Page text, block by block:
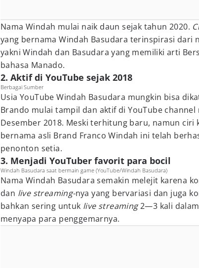
Nama Windah mulai naik daun sejak tahun 2020.
yang bernama Windah Basudara terinspirasi dari
yakni Windah dan Basudara yang memiliki arti
bahasa Manado.
2. Aktif di YouTube sejak 2018
Berbagai Sumber
Usia YouTube Windah Basudara mungkin bisa
Brando mulai tampil dan aktif di YouTube channel
Desember 2018. Meski terhitung baru, namun ciri
bernama asli Brand Franco Windah ini telah
penonton setia.
3. Menjadi YouTuber favorit para bocil
Windah Basudara saat bermain game (YouTube/Windah Basudara)
Nama Windah Basudara semakin melejit karena
dan live streaming-nya yang bervariasi dan juga
bahkan sering untuk live streaming2—3 kali
menyapa para penggemarnya.